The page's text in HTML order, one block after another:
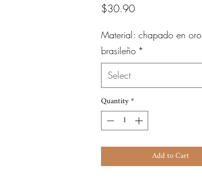
$30.90Price
Material: chapado en oro
brasileño *
Select
Quantity*
Add to Cart